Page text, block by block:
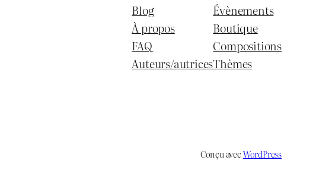
Blog
À propos
FAQ
Auteurs/autrices
Évènements
Boutique
Compositions
Thèmes
Conçu avecWordPress